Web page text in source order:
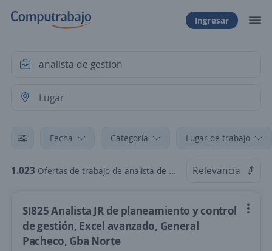
Ingresar
Fecha Categoría Lugar de trabajo
1.023 Ofertas de trabajo de analista de gestion Relevancia
SI825 Analista JR de planeamiento y control
de gestión, Excel avanzado, General
Pacheco, Gba Norte